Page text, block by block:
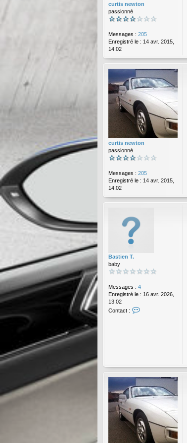
curtis newton
passionné
Messages : 205
Enregistré le : 14 avr. 2015,
14:02
curtis newton
passionné
Messages : 205
Enregistré le : 14 avr. 2015,
14:02
Bastien T.
baby
Messages : 4
Enregistré le : 16 avr. 2026,
13:02
Contact :
r
s
t
e
n
T
.